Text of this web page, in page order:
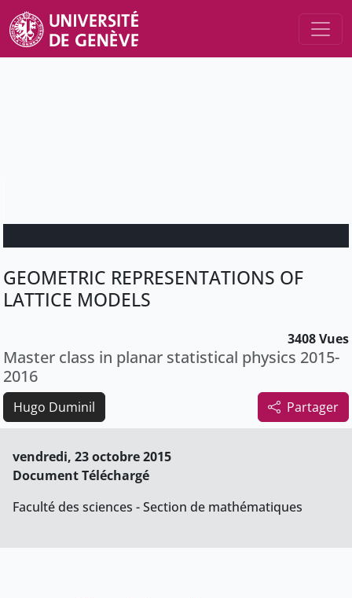
GEOMETRIC REPRESENTATIONS OF
LATTICE MODELS
3408 Vues
Master class in planar statistical physics 2015-
2016
Partager
Hugo Duminil
vendredi, 23 octobre 2015
Document Téléchargé
Faculté des sciences - Section de mathématiques